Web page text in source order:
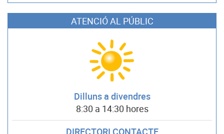
ATENCIÓ AL PÚBLIC
Dilluns a divendres
8:30 a 14:30 hores
DIRECTORI CONTACTE